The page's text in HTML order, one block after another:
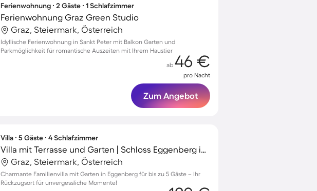
Ferienwohnung ∙ 2 Gäste ∙ 1 Schlafzimmer
Ferienwohnung Graz Green Studio
Graz, Steiermark, Österreich
Idyllische Ferienwohnung in Sankt Peter mit Balkon Garten und
Parkmöglichkeit für romantische Auszeiten mit Ihrem Haustier
ab 46 €
pro Nacht
Zum Angebot
Villa ∙ 5 Gäste ∙ 4 Schlafzimmer
Villa mit Terrasse und Garten | Schloss Eggenberg in der Nähe | Ideal für Homeoffice
Graz, Steiermark, Österreich
Charmante Familienvilla mit Garten in Eggenberg für bis zu 5 Gäste – Ihr
Rückzugsort für unvergessliche Momente!